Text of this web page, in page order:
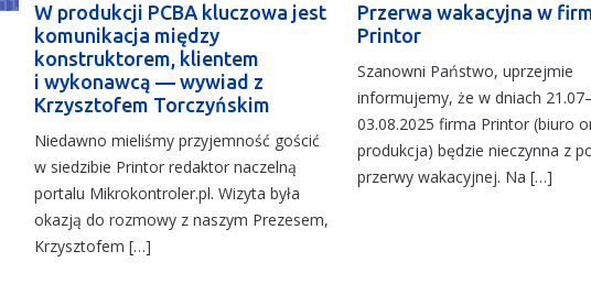
W produkcji PCBA kluczowa jest
komunikacja między
konstruktorem, klientem
i wykonawcą — wywiad z
Krzysztofem Torczyńskim
Niedawno mieliśmy przyjemność gościć
w siedzibie Printor redaktor naczelną
portalu Mikrokontroler.pl. Wizyta była
okazją do rozmowy z naszym Prezesem,
Krzysztofem […]
Przerwa wakacyjna w
Printor
Szanowni Państwo, uprzejmie
informujemy, że w dniach
03.08.2025 firma Printor (biuro
produkcja) będzie nieczynna z
przerwy wakacyjnej. Na […]